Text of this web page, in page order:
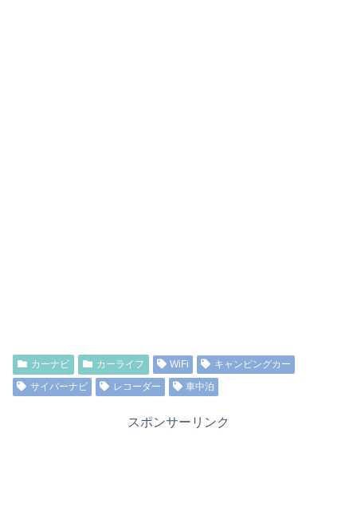
カーナビ カーライフ WiFi
キャンピングカー
サイバーナビ
レコーダー 車中泊
スポンサーリンク